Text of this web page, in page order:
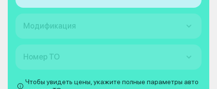
Модификация
Номер ТО
Чтобы увидеть цены, укажите полные параметры авто